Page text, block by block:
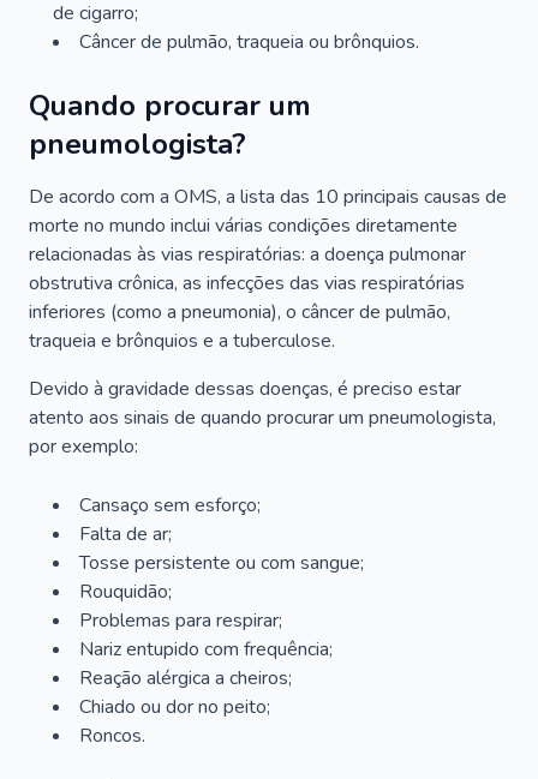
de cigarro;
Câncer de pulmão, traqueia ou brônquios.
Quando procurar um
pneumologista?
De acordo com a OMS, a lista das 10 principais causas de
morte no mundo inclui várias condições diretamente
relacionadas às vias respiratórias: a doença pulmonar
obstrutiva crônica, as infecções das vias respiratórias
inferiores (como a pneumonia), o câncer de pulmão,
traqueia e brônquios e a tuberculose.
Devido à gravidade dessas doenças, é preciso estar
atento aos sinais de quando procurar um pneumologista,
por exemplo:
Cansaço sem esforço;
Falta de ar;
Tosse persistente ou com sangue;
Rouquidão;
Problemas para respirar;
Nariz entupido com frequência;
Reação alérgica a cheiros;
Chiado ou dor no peito;
Roncos.